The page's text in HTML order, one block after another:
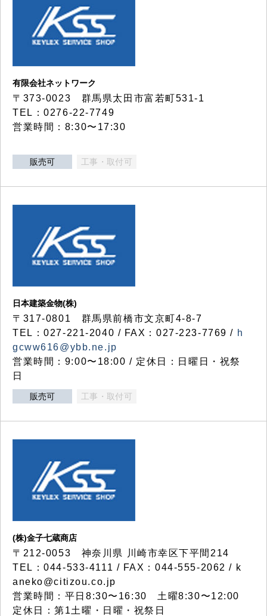
有限会社ネットワーク
〒373-0023 群馬県太田市富若町531-1
TEL：0276-22-7749
営業時間：8:30〜17:30
販売可 工事・取付可
日本建築金物(株)
〒317‐0801 群馬県前橋市文京町4-8-7
TEL：027-221-2040 / FAX：027-223-7769 / h
gcww616@ybb.ne.jp
営業時間：9:00〜18:00 / 定休日：日曜日・祝祭
日
販売可 工事・取付可
(株)金子七蔵商店
〒212-0053 神奈川県 川崎市幸区下平間214
TEL：044-533-4111 / FAX：044-555-2062 / k
aneko@citizou.co.jp
営業時間：平日8:30〜16:30 土曜8:30〜12:00
定休日：第1土曜・日曜・祝祭日